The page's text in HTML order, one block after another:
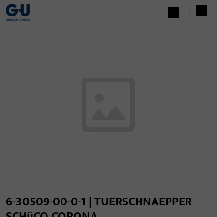
6-30509-00-0-1 | TUERSCHNAEPPER